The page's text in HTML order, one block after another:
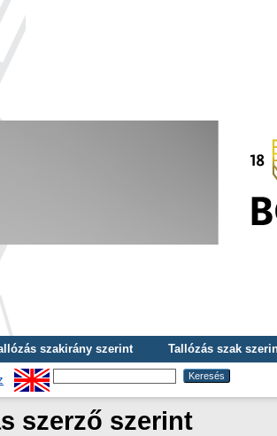
szakirány szerint Tallózás szak
szerző szerint